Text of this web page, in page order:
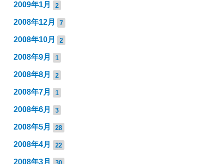
2009年1月 2
2008年12月 7
2008年10月 2
2008年9月 1
2008年8月 2
2008年7月 1
2008年6月 3
2008年5月 28
2008年4月 22
2008年3月 30